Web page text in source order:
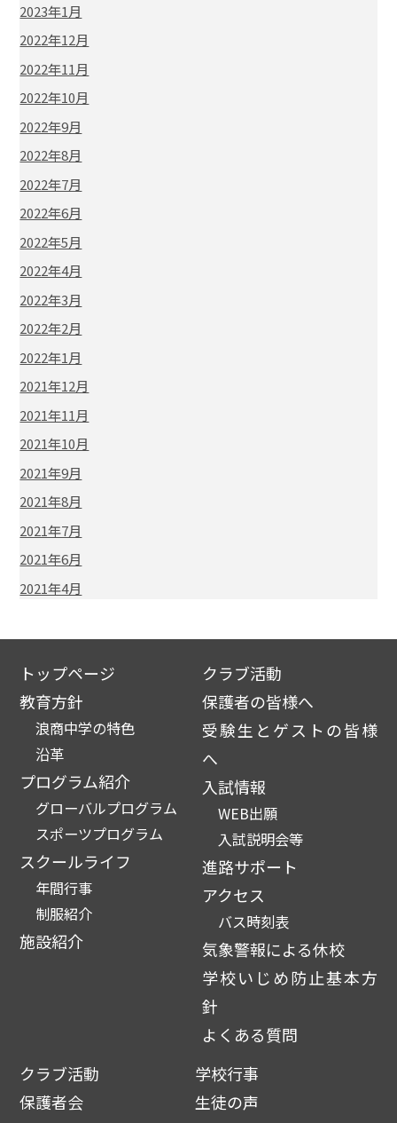
2023年1月
2022年12月
2022年11月
2022年10月
2022年9月
2022年8月
2022年7月
2022年6月
2022年5月
2022年4月
2022年3月
2022年2月
2022年1月
2021年12月
2021年11月
2021年10月
2021年9月
2021年8月
2021年7月
2021年6月
2021年4月
トップページ
教育方針
浪商中学の特色
沿革
プログラム紹介
グローバルプログラム
スポーツプログラム
スクールライフ
年間行事
制服紹介
施設紹介
クラブ活動
保護者の皆様へ
受験生とゲストの皆様
へ
入試情報
WEB出願
入試説明会等
進路サポート
アクセス
バス時刻表
気象警報による休校
学校いじめ防止基本方
針
よくある質問
クラブ活動
学校行事
保護者会
生徒の声